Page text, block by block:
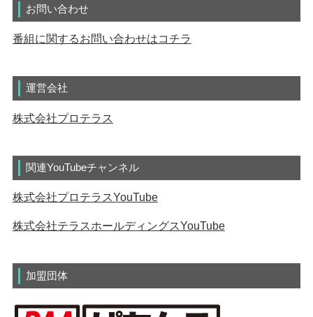
お問い合わせ
番組に関するお問い合わせはコチラ
運営会社
株式会社プロテラス
関連YouTubeチャンネル
株式会社プロテラスYouTube
株式会社テラスホールディングスYouTube
加盟団体